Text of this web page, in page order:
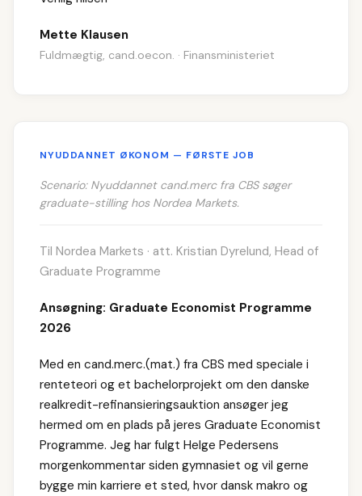
Mette Klausen
Fuldmægtig, cand.oecon. · Finansministeriet
NYUDDANNET ØKONOM — FØRSTE JOB
Scenario: Nyuddannet cand.merc fra CBS søger
graduate-stilling hos Nordea Markets.
Til Nordea Markets · att. Kristian Dyrelund, Head of
Graduate Programme
Ansøgning: Graduate Economist Programme
2026
Med en cand.merc.(mat.) fra CBS med speciale i
renteteori og et bachelorprojekt om den danske
realkredit-refinansieringsauktion ansøger jeg
hermed om en plads på jeres Graduate Economist
Programme. Jeg har fulgt Helge Pedersens
morgenkommentar siden gymnasiet og vil gerne
bygge min karriere et sted, hvor dansk makro og